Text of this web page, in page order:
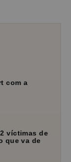
com a
víctimas de
que va de